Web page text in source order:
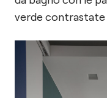
verde contrastate